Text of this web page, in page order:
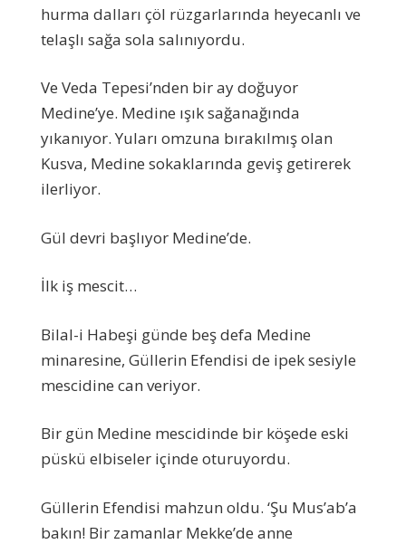
hurma dalları çöl rüzgarlarında heyecanlı ve
telaşlı sağa sola salınıyordu.
Ve Veda Tepesi’nden bir ay doğuyor
Medine’ye. Medine ışık sağanağında
yıkanıyor. Yuları omzuna bırakılmış olan
Kusva, Medine sokaklarında geviş getirerek
ilerliyor.
Gül devri başlıyor Medine’de.
İlk iş mescit…
Bilal-i Habeşi günde beş defa Medine
minaresine, Güllerin Efendisi de ipek sesiyle
mescidine can veriyor.
Bir gün Medine mescidinde bir köşede eski
püskü elbiseler içinde oturuyordu.
Güllerin Efendisi mahzun oldu. ‘Şu Mus’ab’a
bakın! Bir zamanlar Mekke’de anne